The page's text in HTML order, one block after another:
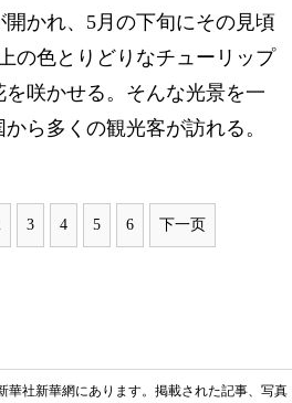
かれ、5月の下旬にその見頃
の色とりどりなチューリップ
咲かせる。そんな光景を一
ら多くの観光客が訪れる。
3 4 5 6 下一页
華社新華網にあります。掲載された記事、写真